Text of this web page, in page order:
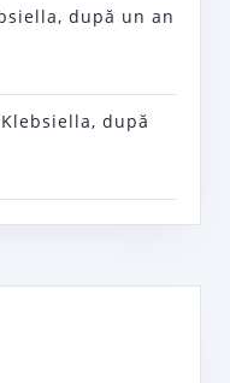
după un an
după